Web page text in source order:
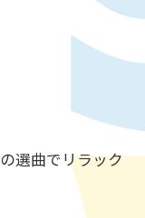
選曲でリラック